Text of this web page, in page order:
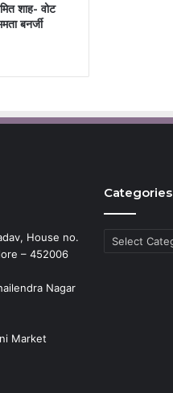
शाह- वोट
बनर्जी
House no.
– 452006
Nagar
Market
Categories
Categories